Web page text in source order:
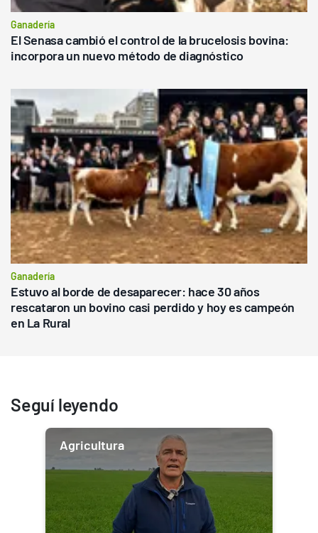
Ganadería
El Senasa cambió el control de la brucelosis bovina:
incorpora un nuevo método de diagnóstico
Ganadería
Estuvo al borde de desaparecer: hace 30 años
rescataron un bovino casi perdido y hoy es campeón
en La Rural
Seguí leyendo
Agricultura